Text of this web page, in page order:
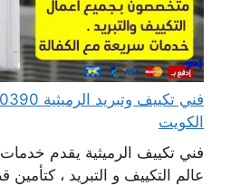
الكويت
فني تكييف الرميثية يقدم
عالم التكييف و التبريد ، كتأمين